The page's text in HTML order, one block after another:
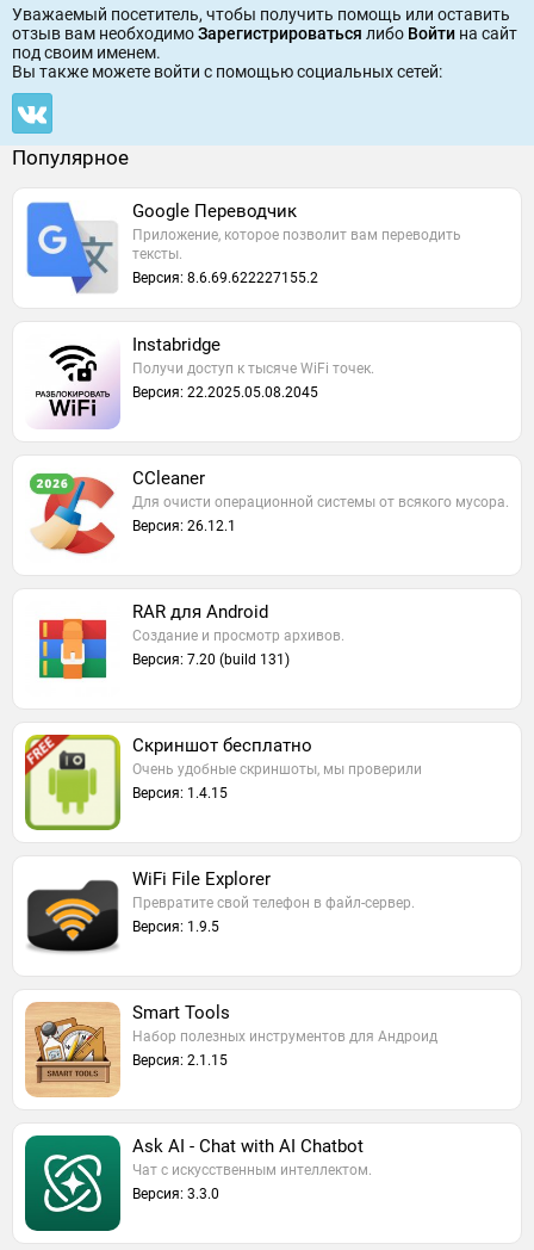
Уважаемый посетитель, чтобы получить помощь или оставить
отзыв вам необходимоЗарегистрироваться либо Войти на сайт
под своим именем.
Вы также можете войти c помощью социальных сетей:
Популярное
Google Переводчик
Приложение, которое позволит вам переводить
тексты.
Версия: 8.6.69.622227155.2
Instabridge
Получи доступ к тысяче WiFi точек.
Версия: 22.2025.05.08.2045
CCleaner
Для очисти операционной системы от всякого мусора.
Версия: 26.12.1
RAR для Android
Создание и просмотр архивов.
Версия: 7.20 (build 131)
Скриншот бесплатно
Очень удобные скриншоты, мы проверили
Версия: 1.4.15
WiFi File Explorer
Превратите свой телефон в файл-сервер.
Версия: 1.9.5
Smart Tools
Набор полезных инструментов для Андроид
Версия: 2.1.15
Ask AI - Chat with AI Chatbot
Чат с искусственным интеллектом.
Версия: 3.3.0